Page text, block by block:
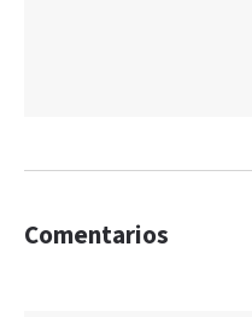
Comentarios